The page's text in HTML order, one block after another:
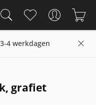
4 werkdagen
grafiet